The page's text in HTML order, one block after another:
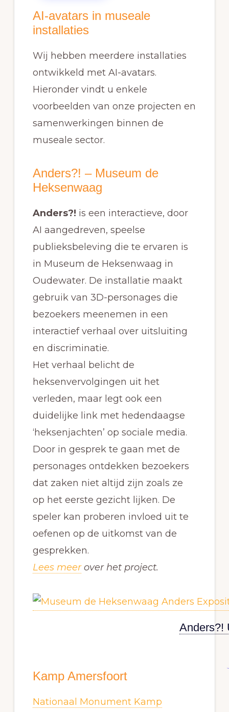
AI-avatars in museale
installaties
Wij hebben meerdere installaties
ontwikkeld met AI-avatars.
Hieronder vindt u enkele
voorbeelden van onze projecten en
samenwerkingen binnen de
museale sector.
Anders?! – Museum de
Heksenwaag
Anders?! is een interactieve, door
AI aangedreven, speelse
publieksbeleving die te ervaren is
in Museum de Heksenwaag in
Oudewater. De installatie maakt
gebruik van 3D-personages die
bezoekers meenemen in een
interactief verhaal over uitsluiting
en discriminatie.
Het verhaal belicht de
heksenvervolgingen uit het
verleden, maar legt ook een
duidelijke link met hedendaagse
‘heksenjachten’ op sociale media.
Door in gesprek te gaan met de
personages ontdekken bezoekers
dat zaken niet altijd zijn zoals ze
op het eerste gezicht lijken. De
speler kan proberen invloed uit te
oefenen op de uitkomst van de
gesprekken.
Lees meerover het project.
Anders?!
Kamp Amersfoort
Nationaal Monument Kamp